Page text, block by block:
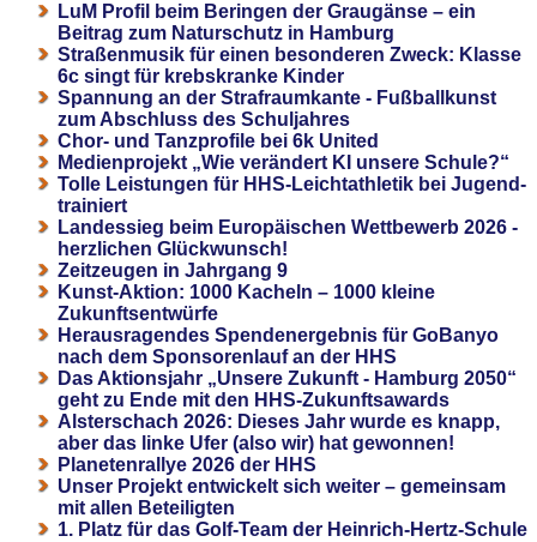
LuM Profil beim Beringen der Graugänse – ein
Beitrag zum Naturschutz in Hamburg
Straßenmusik für einen besonderen Zweck: Klasse
6c singt für krebskranke Kinder
Spannung an der Strafraumkante - Fußballkunst
zum Abschluss des Schuljahres
Chor- und Tanzprofile bei 6k United
Medienprojekt „Wie verändert KI unsere Schule?“
Tolle Leistungen für HHS-Leichtathletik bei Jugend-
trainiert
Landessieg beim Europäischen Wettbewerb 2026 -
herzlichen Glückwunsch!
Zeitzeugen in Jahrgang 9
Kunst-Aktion: 1000 Kacheln – 1000 kleine
Zukunftsentwürfe
Herausragendes Spendenergebnis für GoBanyo
nach dem Sponsorenlauf an der HHS
Das Aktionsjahr „Unsere Zukunft - Hamburg 2050“
geht zu Ende mit den HHS-Zukunftsawards
Alsterschach 2026: Dieses Jahr wurde es knapp,
aber das linke Ufer (also wir) hat gewonnen!
Planetenrallye 2026 der HHS
Unser Projekt entwickelt sich weiter – gemeinsam
mit allen Beteiligten
1. Platz für das Golf-Team der Heinrich-Hertz-Schule